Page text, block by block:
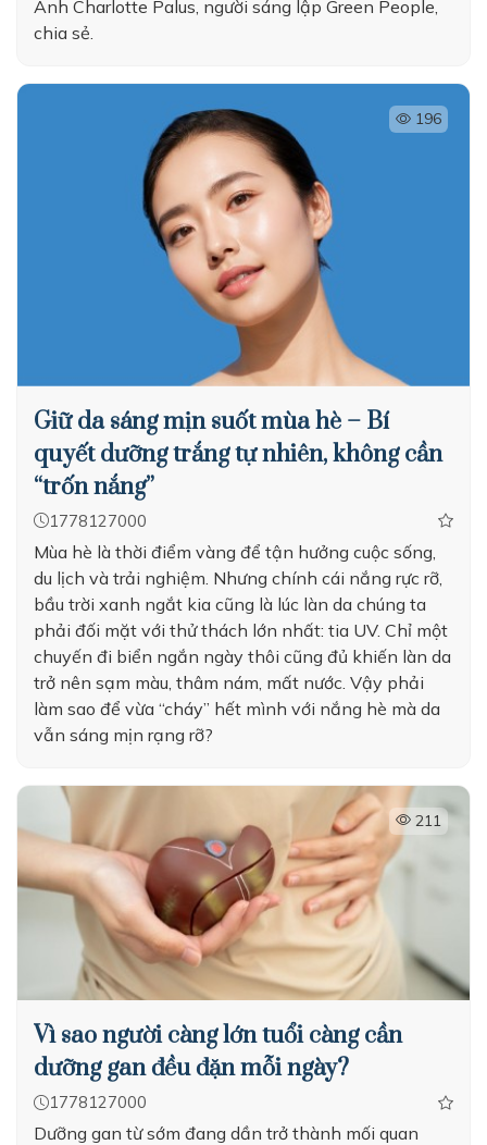
Anh Charlotte Palus, người sáng lập Green People,
chia sẻ.
196
Giữ da sáng mịn suốt mùa hè – Bí
quyết dưỡng trắng tự nhiên, không cần
“trốn nắng”
1778127000
Mùa hè là thời điểm vàng để tận hưởng cuộc sống,
du lịch và trải nghiệm. Nhưng chính cái nắng rực rỡ,
bầu trời xanh ngắt kia cũng là lúc làn da chúng ta
phải đối mặt với thử thách lớn nhất: tia UV. Chỉ một
chuyến đi biển ngắn ngày thôi cũng đủ khiến làn da
trở nên sạm màu, thâm nám, mất nước. Vậy phải
làm sao để vừa “cháy” hết mình với nắng hè mà da
vẫn sáng mịn rạng rỡ?
211
Vì sao người càng lớn tuổi càng cần
dưỡng gan đều đặn mỗi ngày?
1778127000
Dưỡng gan từ sớm đang dần trở thành mối quan